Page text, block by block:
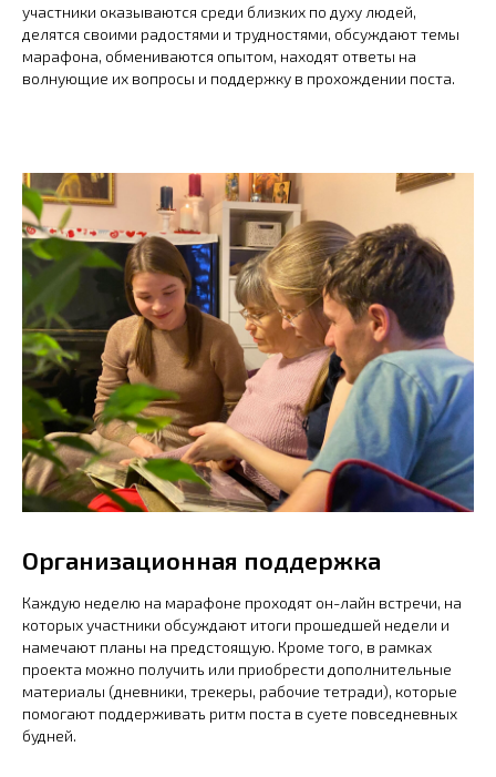
участники оказываются среди близких по духу людей,
делятся своими радостями и трудностями, обсуждают темы
марафона, обмениваются опытом, находят ответы на
волнующие их вопросы и поддержку в прохождении поста.
Организационная поддержка
Каждую неделю на марафоне проходят он-лайн встречи, на
которых участники обсуждают итоги прошедшей недели и
намечают планы на предстоящую. Кроме того, в рамках
проекта можно получить или приобрести дополнительные
материалы (дневники, трекеры, рабочие тетради), которые
помогают поддерживать ритм поста в суете повседневных
будней.